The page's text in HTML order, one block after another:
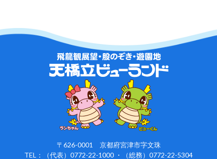
〒626-0001 京都府宮津市字文珠
TEL：（代表）0772-22-1000 ・（総務）0772-22-5304